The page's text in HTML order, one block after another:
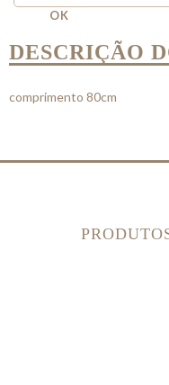
OK
DESCRIÇÃO
comprimento 80cm